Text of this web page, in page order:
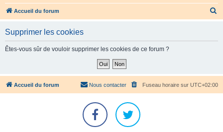
Accueil du forum
c
h
Supprimer les cookies
Êtes-vous sûr de vouloir supprimer les cookies de ce forum ?
Accueil du forum Fuseau horaire sur UTC+02:00
Nous contacter